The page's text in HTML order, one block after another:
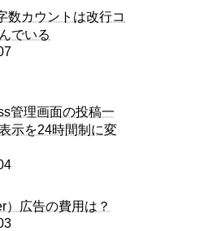
数カウントは改行コ
でいる
管理画面の投稿一
示を24時間制に変
）広告の費用は？